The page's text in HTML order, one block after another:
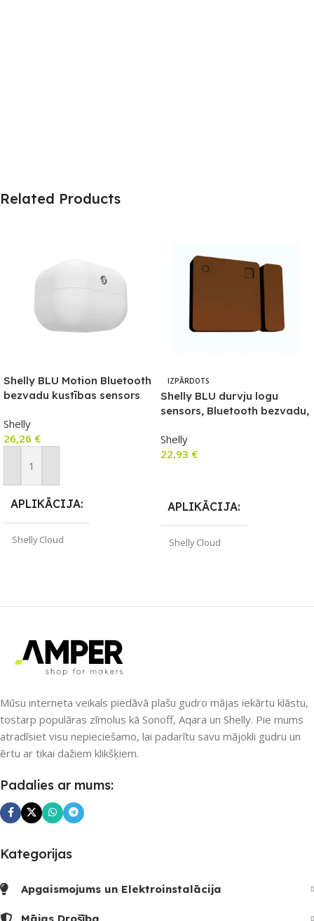
Related Products
Shelly BLU Motion Bluetooth
bezvadu kustības sensors
Shelly
26,26 €
Pievienot Grozam
APLIKĀCIJA
Shelly Cloud
Bluetooth
PIEEJAMS UZREIZ
SKAITS
IZPĀRDOTS
Shelly BLU durvju logu
sensors, Bluetooth bezvadu,
Shelly
22,93 €
APLIKĀCIJA
Shelly Cloud
PIEEJAMS UZREIZ
Nē
Mūsu interneta veikals piedāvā plašu gudro mājas iekārtu klāstu,
tostarp populāras zīmolus kā Sonoff, Aqara un Shelly. Pie mums
atradīsiet visu nepieciešamo, lai padarītu savu mājokli gudru un
ērtu ar tikai dažiem klikšķiem.
Padalies ar mums:
Kategorijas
Apgaismojums un Elektroinstalācija